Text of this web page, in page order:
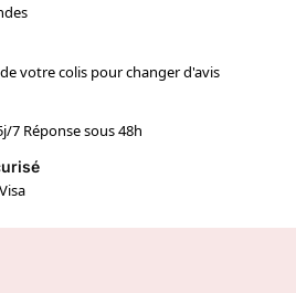
votre colis pour changer d'avis
7 Réponse sous 48h